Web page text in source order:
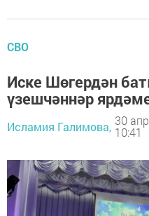
СВО
Иске Шөгердән
үзешчәннәр
Исламия Галимова, 30
10:41